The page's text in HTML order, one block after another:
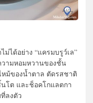
ได้อย่าง “แครมบรูว์เล”
ามหอมหวานของชั้น
หม้ของน้ำตาล ตัดรสชาติ
โต และช็อคโกแลตกา
ลงตัว